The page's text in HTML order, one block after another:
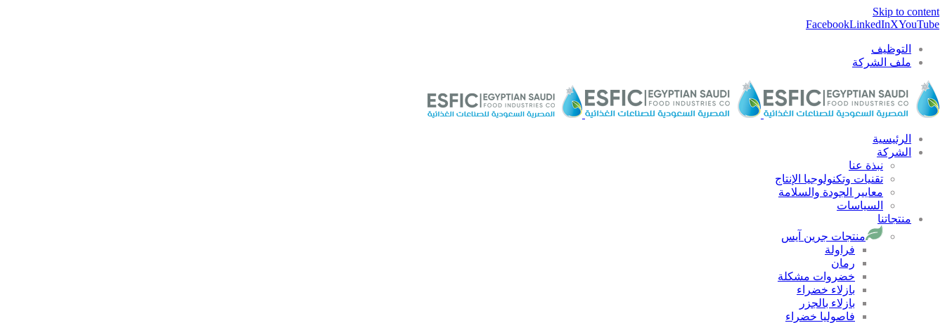
Skip to content
FacebookLinkedInXYouTube
التوظيف
ملف الشركة
الرئيسية
الشركة
نبذة عنا
تقنيات وتكنولوجيا الإنتاج
معايير الجودة والسلامة
السياسات
منتجاتنا
منتجات جرين آيس
فراولة
رمان
خضروات مشكلة
بازلاء خضراء
بازلاء بالجزر
فاصوليا خضراء